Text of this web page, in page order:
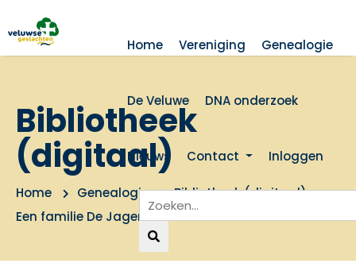
Home Vereniging Genealogie
De Veluwe DNA onderzoek
Nieuws Contact Inloggen
Bibliotheek
(digitaal)
Home Genealogie
Bibliotheek (digitaal)
Een familie De Jager uit Voorthuizen